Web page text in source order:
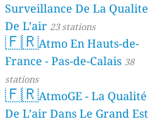
Surveillance De La Qualite
De L’air 23 stations
🇫🇷Atmo En Hauts-de-
France - Pas-de-Calais 38
stations
🇫🇷AtmoGE - La Qualité
De L’air Dans Le Grand Est